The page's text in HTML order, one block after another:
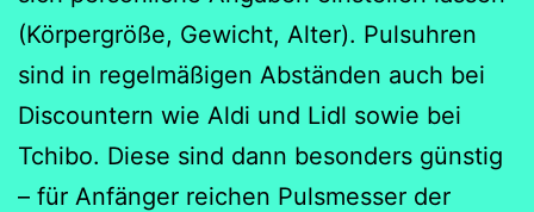
(Körpergröße, Gewicht, Alter). Pulsuhren
sind in regelmäßigen Abständen auch bei
Discountern wie Aldi und Lidl sowie bei
Tchibo. Diese sind dann besonders günstig
– für Anfänger reichen Pulsmesser der